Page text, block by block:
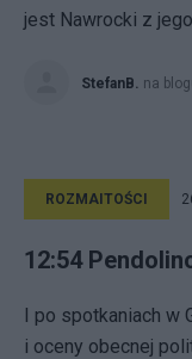
jest Nawrocki z
StefanB. na
ROZMAITOŚCI
12:54
I po spotkaniach w
i oceny obecnej